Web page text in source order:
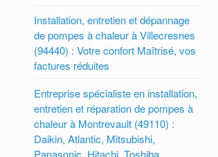
Installation, entretien et dépannage
de pompes à chaleur à Villecresnes
(94440) : Votre confort Maîtrisé, vos
factures réduites
Entreprise spécialiste en installation,
entretien et réparation de pompes à
chaleur à Montrevault (49110) :
Daikin, Atlantic, Mitsubishi,
Panasonic, Hitachi, Toshiba